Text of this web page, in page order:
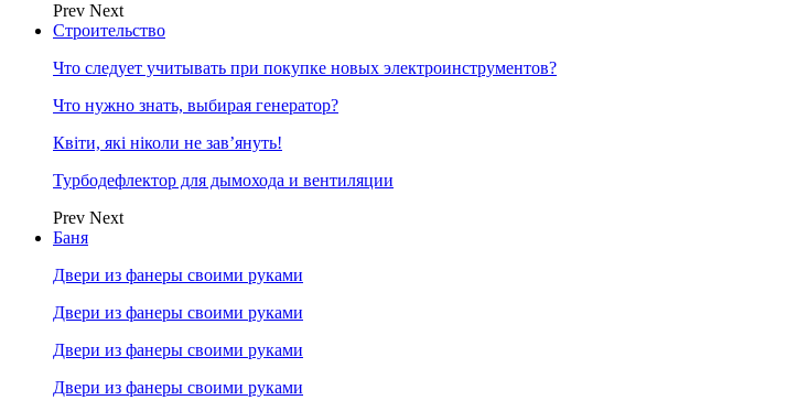
Prev Next
Строительство
Что следует учитывать при покупке новых электроинструментов?
Что нужно знать, выбирая генератор?
Квіти, які ніколи не зав’януть!
Турбодефлектор для дымохода и вентиляции
Prev Next
Баня
Двери из фанеры своими руками
Двери из фанеры своими руками
Двери из фанеры своими руками
Двери из фанеры своими руками